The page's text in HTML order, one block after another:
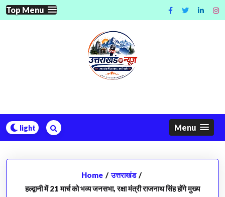
Skip
to
Top Menu
Menu
Home / उत्तराखंड /
हल्द्वानी में 21 मार्च को भव्य जनसभा, रक्षा मंत्री राजनाथ सिंह होंगे मुख्य